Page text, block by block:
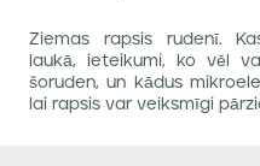
Ziemas rapsis rudenī.
laukā, ieteikumi, ko vēl
šoruden, un kādus
lai rapsis var veiksmīgi